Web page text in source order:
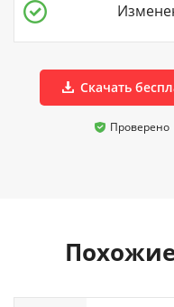
Скачать
Проверено